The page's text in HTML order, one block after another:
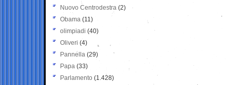
Nuovo Centrodestra (2)
Obama (11)
olimpiadi (40)
Oliveri (4)
Pannella (29)
Papa (33)
Parlamento (1.428)